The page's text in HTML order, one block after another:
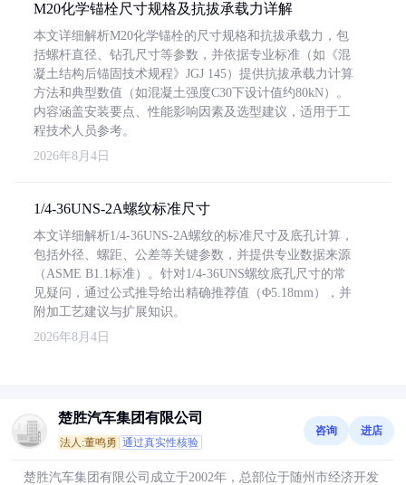
M20化学锚栓尺寸规格及抗拔承载力详解
本文详细解析M20化学锚栓的尺寸规格和抗拔承载力，包
括螺杆直径、钻孔尺寸等参数，并依据专业标准（如《混
凝土结构后锚固技术规程》JGJ 145）提供抗拔承载力计算
方法和典型数值（如混凝土强度C30下设计值约80kN）。
内容涵盖安装要点、性能影响因素及选型建议，适用于工
程技术人员参考。
2026年8月4日
1/4-36UNS-2A螺纹标准尺寸
本文详细解析1/4-36UNS-2A螺纹的标准尺寸及底孔计算，
包括外径、螺距、公差等关键参数，并提供专业数据来源
（ASME B1.1标准）。针对1/4-36UNS螺纹底孔尺寸的常
见疑问，通过公式推导给出精确推荐值（Φ5.18mm），并
附加工艺建议与扩展知识。
2026年8月4日
楚胜汽车集团有限公司
法人:董鸣勇 通过真实性核验
咨询 进店
楚胜汽车集团有限公司成立于2002年，总部位于随州市经济开发